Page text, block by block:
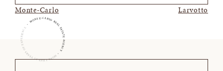
Navigation de l’article
Monte-Carlo Larvotto